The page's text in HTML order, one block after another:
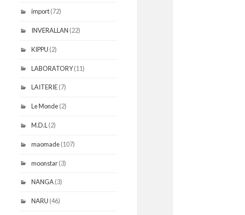
import(72)
INVERALLAN (22)
KIPPU (2)
LABORATORY(11)
LAITERIE(7)
Le Monde(2)
M.D.L (2)
maomade(107)
moonstar(3)
NANGA(3)
NARU (46)